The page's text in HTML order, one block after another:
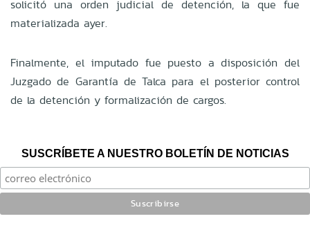
solicitó una orden judicial de detención, la que fue
materializada ayer.
Finalmente, el imputado fue puesto a disposición del
Juzgado de Garantía de Talca para el posterior control
de la detención y formalización de cargos.
SUSCRÍBETE A NUESTRO BOLETÍN DE NOTICIAS